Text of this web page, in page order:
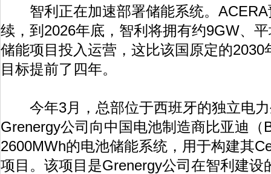
智利正在加速部署储能系统。ACERA
续，到2026年底，智利将拥有约9GW、
储能项目投入运营，这比该国原定的
目标提前了四年。
今年3月，总部位于西班牙的独立电力
Grenergy公司向中国电池制造商比亚迪（
2600MWh的电池储能系统，用于构建其
项目。该项目是Grenergy公司在智利建设